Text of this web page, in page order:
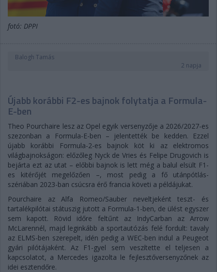
fotó: DPPI
Balogh Tamás
2 napja
Újabb korábbi F2-es bajnok folytatja a Formula-
E-ben
Theo Pourchaire lesz az Opel egyik versenyzője a 2026/2027-es
szezonban a Formula-E-ben – jelentették be kedden. Ezzel
újabb korábbi Formula-2-es bajnok köt ki az elektromos
világbajnokságon: előzőleg Nyck de Vries és Felipe Drugovich is
bejárta ezt az utat – előbbi bajnok is lett még a balul elsült F1-
es kitérőjét megelőzően –, most pedig a fő utánpótlás-
szériában 2023-ban csúcsra érő francia követi a példájukat.
Pourchaire az Alfa Romeo/Sauber neveltjeként teszt- és
tartalékpilótai státuszig jutott a Formula-1-ben, de ülést egyszer
sem kapott. Rövid időre feltűnt az IndyCarban az Arrow
McLarennél, majd leginkább a sportautózás felé fordult: tavaly
az ELMS-ben szerepelt, idén pedig a WEC-ben indul a Peugeot
gyári pilótájaként. Az F1-gyel sem veszítette el teljesen a
kapcsolatot, a Mercedes igazolta le fejlesztőversenyzőnek az
idei esztendőre.